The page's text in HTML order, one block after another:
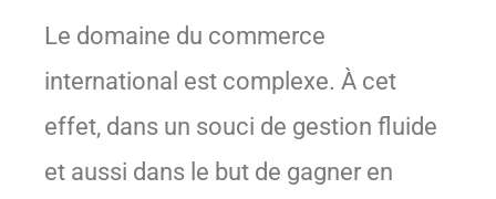
Le domaine du commerce
international est complexe. À cet
effet, dans un souci de gestion fluide
et aussi dans le but de gagner en